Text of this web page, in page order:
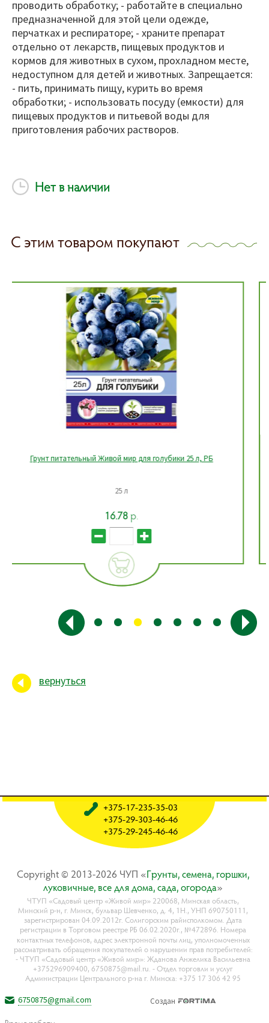
проводить обработку; - работайте в специально
предназначенной для этой цели одежде,
перчатках и респираторе; - храните препарат
отдельно от лекарств, пищевых продуктов и
кормов для животных в сухом, прохладном месте,
недоступном для детей и животных. Запрещается:
- пить, принимать пищу, курить во время
обработки; - использовать посуду (емкости) для
пищевых продуктов и питьевой воды для
приготовления рабочих растворов.
Нет в наличии
С этим товаром покупают
Грунт питательный Живой мир для хвойных растений, 25 л, РБ
15.72
вернуться
Copyright © 2013-2026 ЧУП «Гpyнты, ceмeнa, гopшки,
лyкoвичныe, вce для дoмa, caдa, oгopoдa»
ЧТУП «Садовый центр «Живой мир» 220068, Минская область,
Минский р-н, г. Минск, бульвар Шевченко, д. 4, 1Н., УНП 690750111,
зарегистрирован 04.09.2012г. Солигорским райисполкомом. Дата
регистрации в Торговом реестре РБ 06.02.2020г., №472896. Номера
контактных телефонов, адрес электронной почты лиц, уполномоченных
рассматривать обращения покупателей о нарушении прав потребителей:
- ЧТУП «Садовый центр «Живой мир»: Жданова Анжелика Васильевна
+375296909400, 6750875@mail.ru. - Отдел торговли и услуг
Администрации Центрального р-на г. Минска: +375 17 306 42 95
+375-17-235-35-03
+375-29-303-46-46
+375-29-245-46-46
6750875@gmail.com Создан